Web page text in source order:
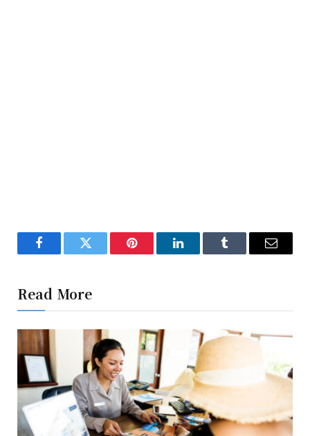
FacebookTwitter Pinterest LinkedInTumblr Email
Read More